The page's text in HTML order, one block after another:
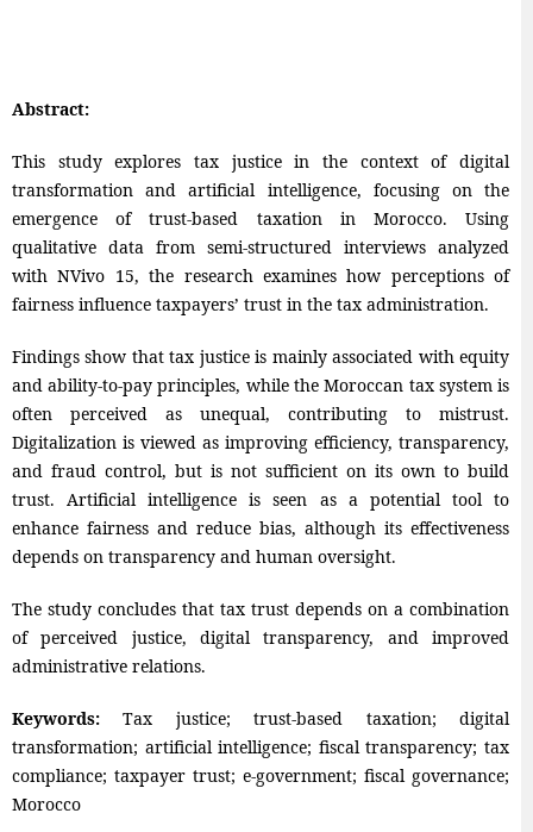
Abstract:
This study explores tax justice in the context of digital
transformation and artificial intelligence, focusing on the
emergence of trust-based taxation in Morocco. Using
qualitative data from semi-structured interviews analyzed
with NVivo 15, the research examines how perceptions of
fairness influence taxpayers’ trust in the tax administration.
Findings show that tax justice is mainly associated with equity
and ability-to-pay principles, while the Moroccan tax system is
often perceived as unequal, contributing to mistrust.
Digitalization is viewed as improving efficiency, transparency,
and fraud control, but is not sufficient on its own to build
trust. Artificial intelligence is seen as a potential tool to
enhance fairness and reduce bias, although its effectiveness
depends on transparency and human oversight.
The study concludes that tax trust depends on a combination
of perceived justice, digital transparency, and improved
administrative relations.
Keywords:Tax justice; trust-based taxation; digital
transformation; artificial intelligence; fiscal transparency; tax
compliance; taxpayer trust; e-government; fiscal governance;
Morocco